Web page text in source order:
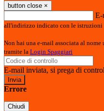
button close ×
E-
all'indirizzo indicato con le istruzioni
Non hai una e-mail associata al
tramite la Login Spaggiari
E-mail inviata, si prega di
Errore
Chiudi